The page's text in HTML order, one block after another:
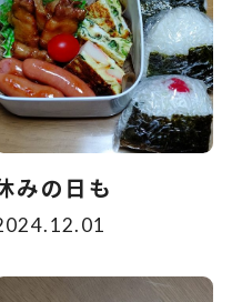
みの日も